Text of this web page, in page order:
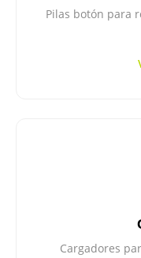
Pilas botón para
Cargadores